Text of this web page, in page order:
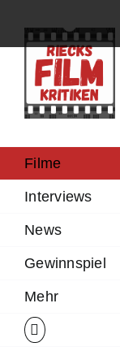
Inhalt
springen
Filme
Interviews
News
Gewinnspiel
Mehr
Michelle
des
Vapeur
Streaming